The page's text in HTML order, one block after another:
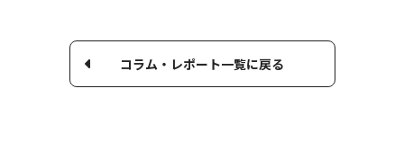
コラム・レポート一覧に戻る